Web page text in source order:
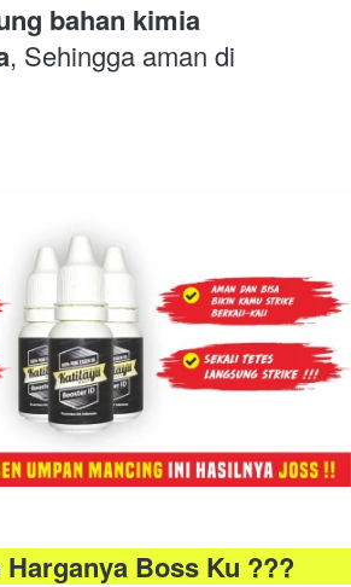
bahan kimia
, Sehingga aman di
Harganya Boss Ku ???